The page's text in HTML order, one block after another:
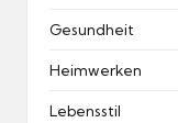
Gesundheit
Heimwerken
Lebensstil